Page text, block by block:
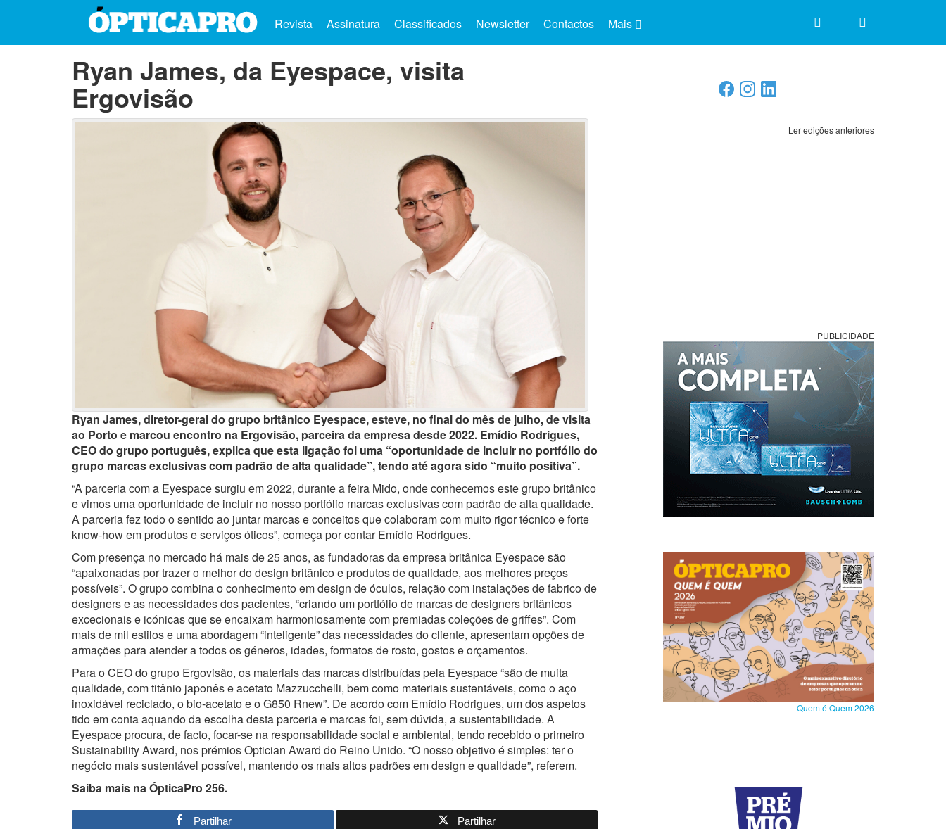
Mais
Revista Assinatura Classificados Newsletter Contactos
Ryan James, da Eyespace, visita
Ergovisão
Ryan James, diretor-geral do grupo britânico Eyespace, esteve, no final do mês de julho, de visita
ao Porto e marcou encontro na Ergovisão, parceira da empresa desde 2022. Emídio Rodrigues,
CEO do grupo português, explica que esta ligação foi uma “oportunidade de incluir no portfólio do
grupo marcas exclusivas com padrão de alta qualidade”, tendo até agora sido “muito positiva”.
“A parceria com a Eyespace surgiu em 2022, durante a feira Mido, onde conhecemos este grupo britânico
e vimos uma oportunidade de incluir no nosso portfólio marcas exclusivas com padrão de alta qualidade.
A parceria fez todo o sentido ao juntar marcas e conceitos que colaboram com muito rigor técnico e forte
know-how em produtos e serviços óticos”, começa por contar Emídio Rodrigues.
Com presença no mercado há mais de 25 anos, as fundadoras da empresa britânica Eyespace são
“apaixonadas por trazer o melhor do design britânico e produtos de qualidade, aos melhores preços
possíveis”. O grupo combina o conhecimento em design de óculos, relação com instalações de fabrico de
designers e as necessidades dos pacientes, “criando um portfólio de marcas de designers britânicos
excecionais e icónicas que se encaixam harmoniosamente com premiadas coleções de griffes”. Com
mais de mil estilos e uma abordagem “inteligente” das necessidades do cliente, apresentam opções de
armações para atender a todos os géneros, idades, formatos de rosto, gostos e orçamentos.
Para o CEO do grupo Ergovisão, os materiais das marcas distribuídas pela Eyespace “são de muita
qualidade, com titânio japonês e acetato Mazzucchelli, bem como materiais sustentáveis, como o aço
inoxidável reciclado, o bio-acetato e o G850 Rnew”. De acordo com Emídio Rodrigues, um dos aspetos
tido em conta aquando da escolha desta parceria e marcas foi, sem dúvida, a sustentabilidade. A
Eyespace procura, de facto, focar-se na responsabilidade social e ambiental, tendo recebido o primeiro
Sustainability Award, nos prémios Optician Award do Reino Unido. “O nosso objetivo é simples: ter o
negócio mais sustentável possível, mantendo os mais altos padrões em design e qualidade”, referem.
Saiba mais na ÓpticaPro 256.
Partilhar Partilhar
Ler edições anteriores
PUBLICIDADE
Quem é Quem 2026